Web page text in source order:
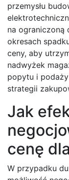
przemysłu
na ograniczoną
okresach
ceny, aby
nadwyżek
popytu i
strategii
Jak
cenę
W przypadku